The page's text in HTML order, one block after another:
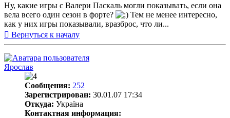
Ну, какие игры с Валери Паскаль могли показывать, если она
вела всего один сезон в форте?
Тем не менее интересно,
как у них игры показывали, вразброс, что ли...
Вернуться к началу
Ярослав
Сообщения: 252
Зарегистрирован: 30.01.07 17:34
Откуда: Україна
Контактная информация: